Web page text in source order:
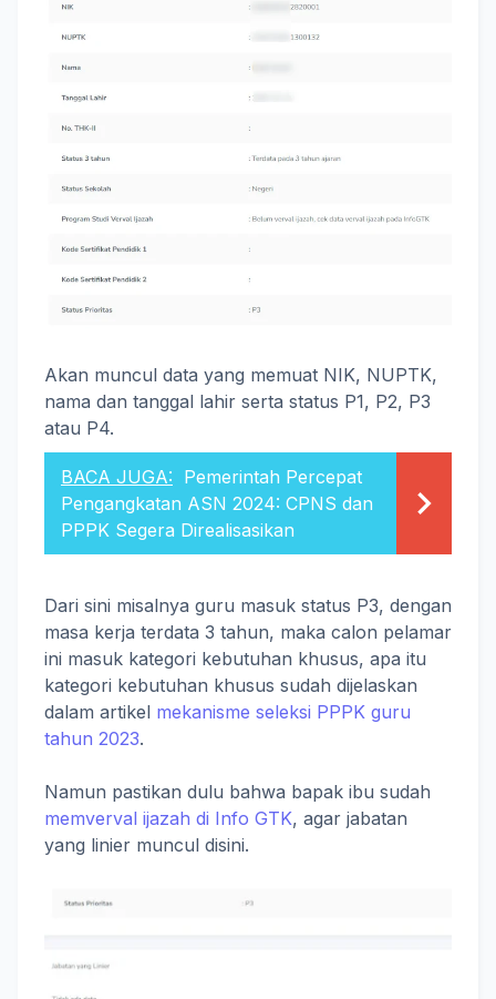
Akan muncul data yang memuat NIK, NUPTK,
nama dan tanggal lahir serta status P1, P2, P3
atau P4.
BACA JUGA: Pemerintah Percepat
Pengangkatan ASN 2024: CPNS dan
PPPK Segera Direalisasikan
Dari sini misalnya guru masuk status P3, dengan
masa kerja terdata 3 tahun, maka calon pelamar
ini masuk kategori kebutuhan khusus, apa itu
kategori kebutuhan khusus sudah dijelaskan
dalam artikel mekanisme seleksi PPPK guru
tahun 2023.
Namun pastikan dulu bahwa bapak ibu sudah
memverval ijazah di Info GTK, agar jabatan
yang linier muncul disini.